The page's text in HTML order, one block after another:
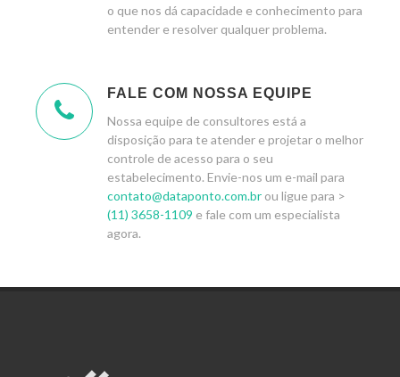
o que nos dá capacidade e conhecimento para
entender e resolver qualquer problema.
FALE COM NOSSA EQUIPE
Nossa equipe de consultores está a
disposição para te atender e projetar o melhor
controle de acesso para o seu
estabelecimento. Envie-nos um e-mail para
contato@dataponto.com.br ou ligue para >
(11) 3658-1109 e fale com um especialista
agora.